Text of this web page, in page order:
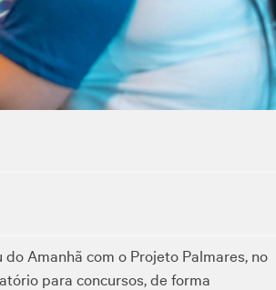
Amanhã com o Projeto Palmares, no
para concursos, de forma